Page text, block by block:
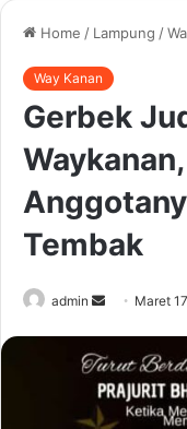
Home / Lampung /
Way Kanan
Gerbek
Tembak
admin
Send
email
Maret